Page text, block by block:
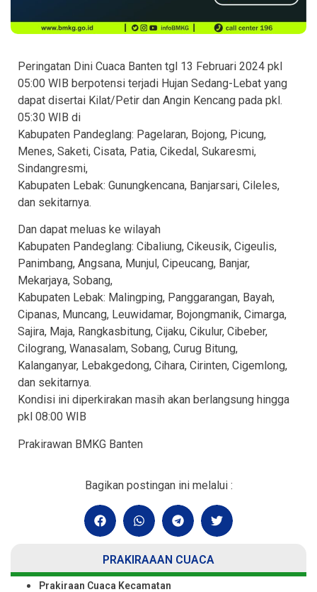
Peringatan Dini Cuaca Banten tgl 13 Februari 2024 pkl
05:00 WIB berpotensi terjadi Hujan Sedang-Lebat yang
dapat disertai Kilat/Petir dan Angin Kencang pada pkl.
05:30 WIB di
Kabupaten Pandeglang: Pagelaran, Bojong, Picung,
Menes, Saketi, Cisata, Patia, Cikedal, Sukaresmi,
Sindangresmi,
Kabupaten Lebak: Gunungkencana, Banjarsari, Cileles,
dan sekitarnya.
Dan dapat meluas ke wilayah
Kabupaten Pandeglang: Cibaliung, Cikeusik, Cigeulis,
Panimbang, Angsana, Munjul, Cipeucang, Banjar,
Mekarjaya, Sobang,
Kabupaten Lebak: Malingping, Panggarangan, Bayah,
Cipanas, Muncang, Leuwidamar, Bojongmanik, Cimarga,
Sajira, Maja, Rangkasbitung, Cijaku, Cikulur, Cibeber,
Cilograng, Wanasalam, Sobang, Curug Bitung,
Kalanganyar, Lebakgedong, Cihara, Cirinten, Cigemlong,
dan sekitarnya.
Kondisi ini diperkirakan masih akan berlangsung hingga
pkl 08:00 WIB
Prakirawan BMKG Banten
Bagikan postingan ini melalui :
PRAKIRAAAN CUACA
Prakiraan Cuaca Kecamatan